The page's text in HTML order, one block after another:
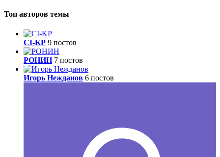
Топ авторов темы
CI-KP 9 постов
РОНИН 7 постов
Игорь Нежданов 6 постов